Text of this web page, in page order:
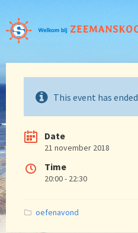
This event has ended
Date
21 november 2018
Time
20:00 - 22:30
Categories:
oefenavond